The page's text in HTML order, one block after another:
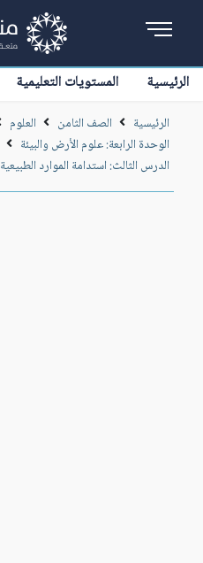
الرئيسية المستويات التعليمية
الرئيسية الصف الثامن
العلوم
الوحدة الرابعة: علوم الأرض والبيئة
الدرس الثالث: استدامة الموارد الطبيعية